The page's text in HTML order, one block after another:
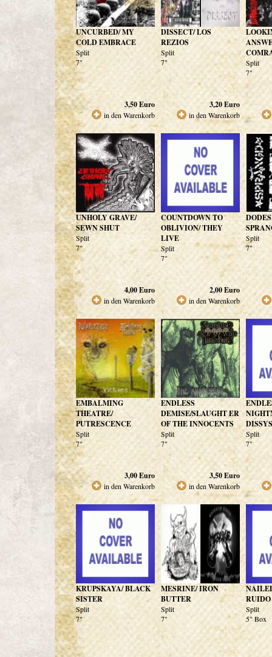
UNCURBED/ MY
COLD EMBRACE
Split
7"
3,50Euro
in den Warenkorb
DISSECT/ LOS
REZIOS
Split
7"
3,20Euro
in den Warenkorb
Split
7"
UNHOLY GRAVE/
SEWN SHUT
Split
7"
4,00Euro
in den Warenkorb
COUNTDOWN TO
OBLIVION/ THEY
LIVE
Split
7"
2,00Euro
in den Warenkorb
Split
7"
EMBALMING
THEATRE/
PUTRESCENCE
Split
7"
3,00Euro
in den Warenkorb
ENDLESS
DEMISE/SLAUGHT ER
OF THE INNOCENTS
Split
7"
3,50Euro
in den Warenkorb
Split
7"
KRUPSKAYA/ BLACK
SISTER
Split
7"
MESRINE/ IRON
BUTTER
Split
7"
RUIDO
Split
5" Box